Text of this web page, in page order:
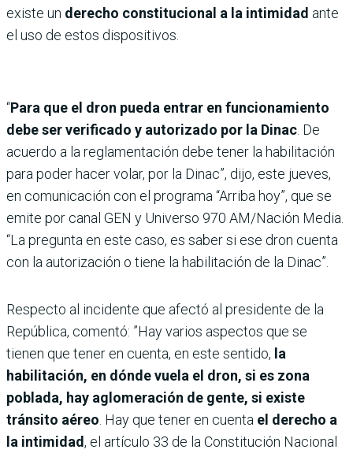
existe un derecho constitucional a la intimidad ante
el uso de estos dispositivos.
“Para que el dron pueda entrar en funcionamiento
debe ser verificado y autorizado por la Dinac . De
acuerdo a la reglamentación debe tener la habilitación
para poder hacer volar, por la Dinac”, dijo, este jueves,
en comunicación con el programa “Arriba hoy”, que se
emite por canal GEN y Universo 970 AM/Nación Media.
“La pregunta en este caso, es saber si ese dron cuenta
con la autorización o tiene la habilitación de la Dinac”.
Respecto al incidente que afectó al presidente de la
República, comentó: ”Hay varios aspectos que se
tienen que tener en cuenta, en este sentido, la
habilitación, en dónde vuela el dron, si es zona
poblada, hay aglomeración de gente, si existe
tránsito aéreo . Hay que tener en cuenta el derecho a
la intimidad, el artículo 33 de la Constitución Nacional